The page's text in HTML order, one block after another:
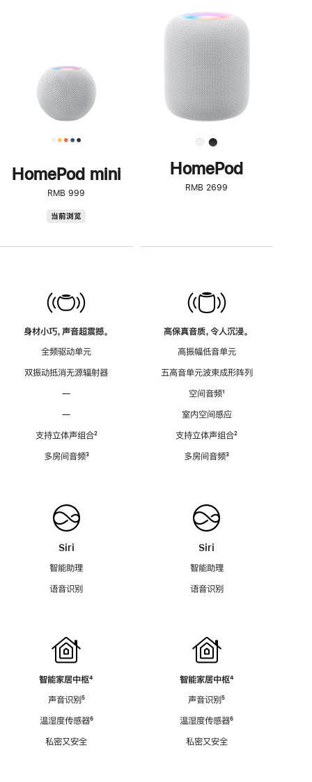
HomePod mini
RMB 999
当前浏览
身材小巧，声音超震撼。
全频驱动单元
双振动抵消无源辐射器
—
—
支持立体声组合脚
²
多房间音频脚
³
Siri
智能助理
语音识别
智能家居中枢脚
⁴
声音识别脚
⁵
温湿度传感器脚
⁶
私密又安全
步
了
解
HomePod<
HomePod
RMB 2699
高保真音质，令人沉浸。
高振幅低音单元
五高音单元波束成形阵列
空间音频脚
¹
室内空间感应
支持立体声组合脚
²
多房间音频脚
³
Siri
智能助理
语音识别
智能家居中枢脚
⁴
声音识别脚
⁵
温湿度传感器脚
⁶
私密又安全